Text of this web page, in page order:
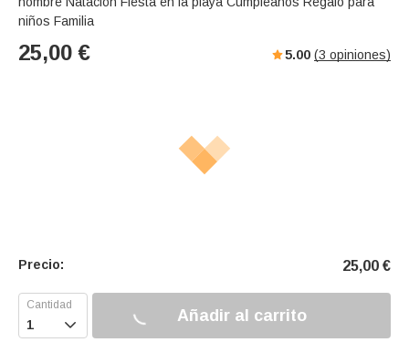
niños Familia
25,00 € 5.00 (3 opiniones)
Precio: 25,00 €
 Añadir al carrito